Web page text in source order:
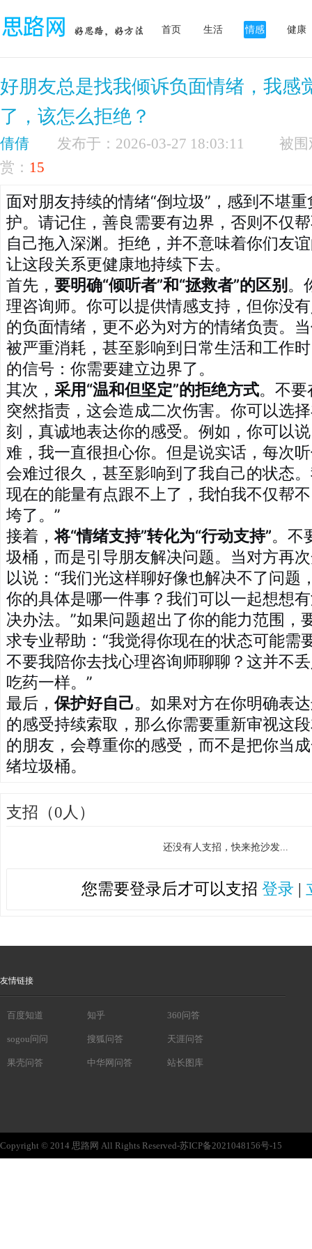
首页 生活 情感 健康
好朋友总是找我倾诉负面情绪，我感
了，该怎么拒绝？
倩倩 发布于：2026-03-27 18:03:11
赏： 15
面对朋友持续的情绪“倒垃圾”，感到不堪
护。请记住，善良需要有边界，否则不仅
自己拖入深渊。拒绝，并不意味着你们友
让这段关系更健康地持续下去。
首先， 要明确“倾听者”和“拯救者”的区别 。
理咨询师。你可以提供情感支持，但你没
的负面情绪，更不必为对方的情绪负责。
被严重消耗，甚至影响到日常生活和工作
的信号：你需要建立边界了。
其次， 采用“温和但坚定”的拒绝方式。不
突然指责，这会造成二次伤害。你可以选
刻，真诚地表达你的感受。例如，你可以
难，我一直很担心你。但是说实话，每次
会难过很久，甚至影响到了我自己的状态
现在的能量有点跟不上了，我怕我不仅帮
垮了。”
接着，将“情绪支持”转化为“行动支持”。不
圾桶，而是引导朋友解决问题。当对方再
以说：“我们光这样聊好像也解决不了问题
你的具体是哪一件事？我们可以一起想想
决办法。”如果问题超出了你的能力范围，
求专业帮助：“我觉得你现在的状态可能需
不要我陪你去找心理咨询师聊聊？这并不
吃药一样。”
最后，保护好自己。如果对方在你明确表
的感受持续索取，那么你需要重新审视这
的朋友，会尊重你的感受，而不是把你当
绪垃圾桶。
支招（0人）
还没有人支招，快来抢沙发...
您需要登录后才可以支招 登录 |
友情链接
百度知道 知乎 360问答
sogou问问 搜狐问答 天涯问答
果壳问答 中华网问答 站长图库
Copyright © 2014 思路网 All Rights Reserved-苏ICP备2021048156号-15